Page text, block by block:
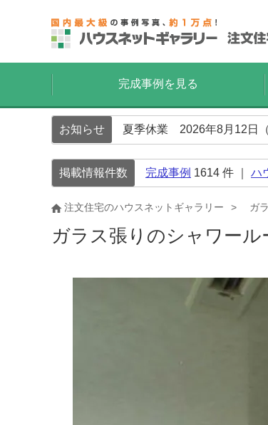
完成事例を見る
お知らせ 夏季休業 2026年8月12日
掲載情報件数 完成事例 1614 件 ｜ ハ
注文住宅のハウスネットギャラリー ガ
ガラス張りのシャワー